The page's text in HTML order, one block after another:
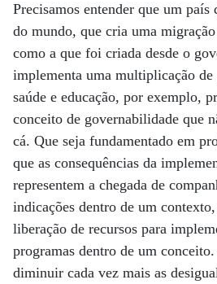
Precisamos entender que um país
do mundo, que cria uma
como a que foi criada desde o
implementa uma multiplicação
saúde e educação, por exemplo,
conceito de governabilidade que
cá. Que seja fundamentado em
que as consequências da
representem a chegada de
indicações dentro de um
liberação de recursos para
programas dentro de um
diminuir cada vez mais as